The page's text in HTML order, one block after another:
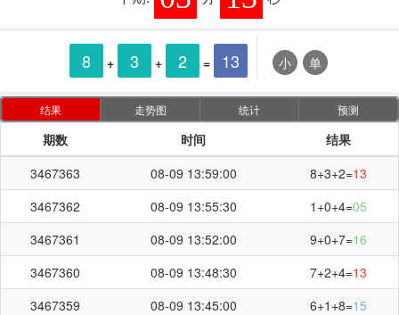
8 + 3 + 2 = 13 小 单
结果 走势图 统计 预测
期数 时间
结果
3467363
08-09 13:59:00 8+3+2=13
3467362
08-09 13:55:30 1+0+4=05
3467361
08-09 13:52:00 9+0+7=16
3467360
08-09 13:48:30 7+2+4=13
3467359
08-09 13:45:00 6+1+8=15